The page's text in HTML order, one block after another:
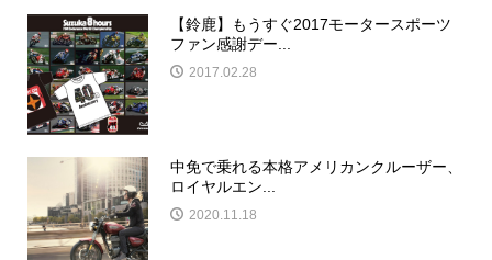
【鈴鹿】もうすぐ2017モータースポーツ
ファン感謝デー...
2017.02.28
中免で乗れる本格アメリカンクルーザー、
ロイヤルエン...
2020.11.18